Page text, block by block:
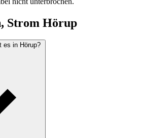
Strom Hörup
es in Hörup?